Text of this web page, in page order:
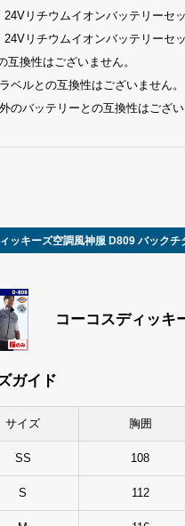
24Vリチウムイオンバッテリーセ
24Vリチウムイオンバッテリーセ
互換性はございません。
ベルとの互換性はございません。
のバッテリーとの互換性はござ
ッキーズ空調風神服 D809 バックチ
コーコスディッキ
ガイド
サイズ 胸囲
SS 108
S 112